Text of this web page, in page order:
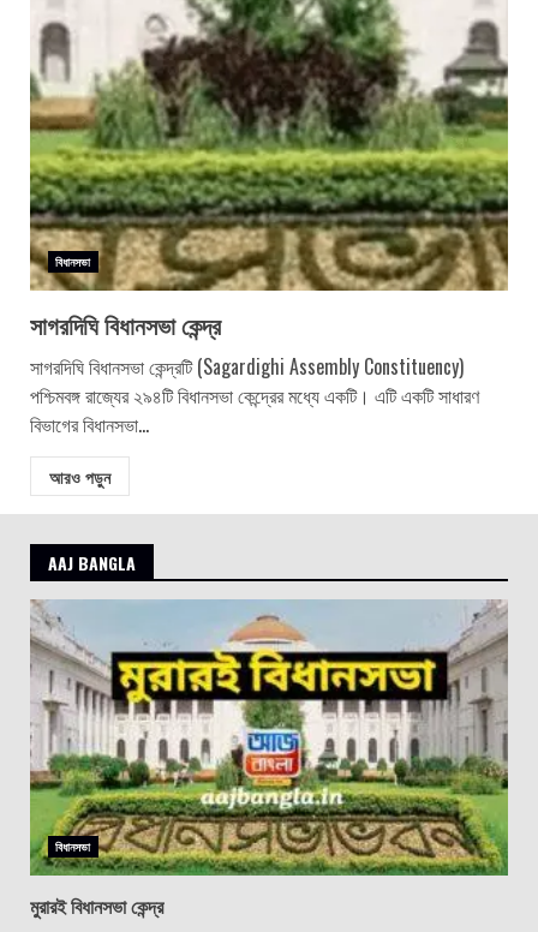
বিধানসভা
সাগরদিঘি বিধানসভা কেন্দ্র
সাগরদিঘি বিধানসভা কেন্দ্রটি (Sagardighi Assembly Constituency)
পশ্চিমবঙ্গ রাজ্যের ২৯৪টি বিধানসভা কেন্দ্রের মধ্যে একটি। এটি একটি সাধারণ
বিভাগের বিধানসভা...
আরও পড়ুন
AAJ BANGLA
বিধানসভা
মুরারই বিধানসভা কেন্দ্র